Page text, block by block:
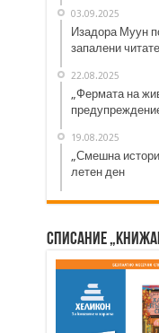
03.09.2025
Изадора Муун
запалени
22.08.2025
„Фермата на
19.08.2025
„Смешна
летен ден
Списание